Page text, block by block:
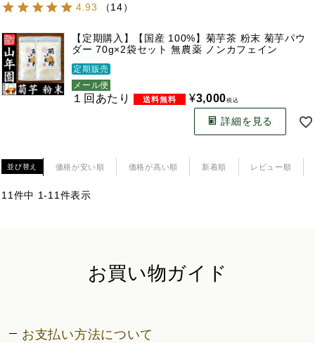
4.93
（14）
【定期購入】【国産 100%】菊芋茶 粉末 菊芋パウ
ダー 70g×2袋セット 無農薬 ノンカフェイン
定期販売
メール便
１回あたり ¥3,000税込
詳細を見る
並び替え 価格が安い順 価格が高い順 新着順 レビュー順
11 件中 1-11 件表示
お買い物ガイド
お支払い方法について